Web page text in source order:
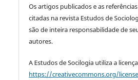
Os artigos publicados e as referências
citadas na revista Estudos de
são de inteira responsabilidade de
autores.
A Estudos de Socilogia utiliza a licença
https://creativecommons.org/